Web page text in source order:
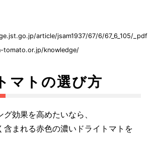
article/jsam1937/67/6/67_6_105/_pdf
tomato.or.jp/knowledge/
マトの選び方
効果を高めたいなら、
含まれる赤色の濃いドライトマトを